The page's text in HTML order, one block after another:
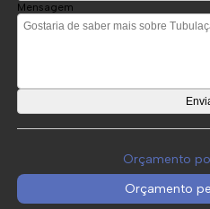
Mensagem
Orçamento
Orçamento